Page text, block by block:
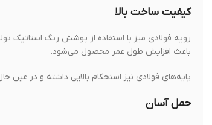
کیفیت ساخت بالا
رویه فولادی میز با استفاده از پوشش رنگ
باعث افزایش طول عمر محصول می‌شود.
پایه‌های فولادی نیز استحکام بالایی داشته و در
حمل آسان